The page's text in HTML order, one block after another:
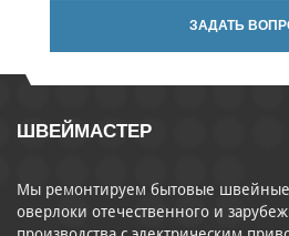
ЗАДАТЬ
ШВЕЙМАСТЕР
Мы ремонтируем бытовые
оверлоки отечественного и